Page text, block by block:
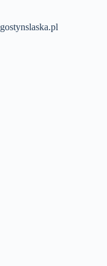
treści
gostynslaska.pl